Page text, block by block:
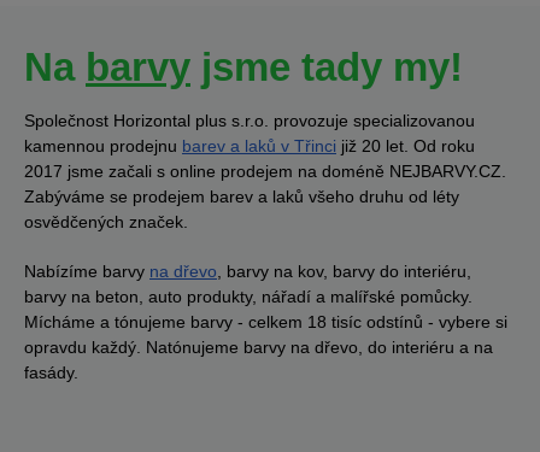
Na barvy jsme tady my!
Společnost Horizontal plus s.r.o. provozuje specializovanou
kamennou prodejnu barev a laků v Třinci již 20 let. Od roku
2017 jsme začali s online prodejem na doméně NEJBARVY.CZ.
Zabýváme se prodejem barev a laků všeho druhu od léty
osvědčených značek.
Nabízíme barvy na dřevo , barvy na kov, barvy do interiéru,
barvy na beton, auto produkty, nářadí a malířské pomůcky.
Mícháme a tónujeme barvy - celkem 18 tisíc odstínů - vybere si
opravdu každý. Natónujeme barvy na dřevo, do interiéru a na
fasády.